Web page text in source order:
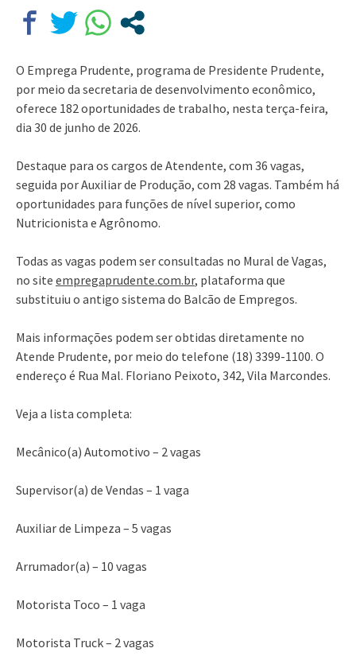
O Emprega Prudente, programa de Presidente Prudente,
por meio da secretaria de desenvolvimento econômico,
oferece 182 oportunidades de trabalho, nesta terça-feira,
dia 30 de junho de 2026.
Destaque para os cargos de Atendente, com 36 vagas,
seguida por Auxiliar de Produção, com 28 vagas. Também há
oportunidades para funções de nível superior, como
Nutricionista e Agrônomo.
Todas as vagas podem ser consultadas no Mural de Vagas,
no site empregaprudente.com.br, plataforma que
substituiu o antigo sistema do Balcão de Empregos.
Mais informações podem ser obtidas diretamente no
Atende Prudente, por meio do telefone (18) 3399-1100. O
endereço é Rua Mal. Floriano Peixoto, 342, Vila Marcondes.
Veja a lista completa:
Mecânico(a) Automotivo – 2 vagas
Supervisor(a) de Vendas – 1 vaga
Auxiliar de Limpeza – 5 vagas
Arrumador(a) – 10 vagas
Motorista Toco – 1 vaga
Motorista Truck – 2 vagas